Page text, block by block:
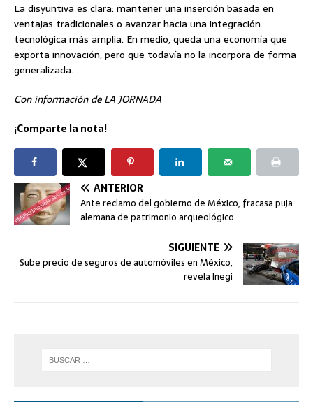
La disyuntiva es clara: mantener una inserción basada en
ventajas tradicionales o avanzar hacia una integración
tecnológica más amplia. En medio, queda una economía que
exporta innovación, pero que todavía no la incorpora de forma
generalizada.
Con información de LA JORNADA
¡Comparte la nota!
ANTERIOR
Ante reclamo del gobierno de México, fracasa puja
alemana de patrimonio arqueológico
SIGUIENTE
Sube precio de seguros de automóviles en México,
revela Inegi